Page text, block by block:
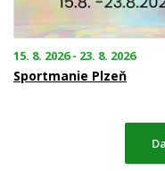
15. 8. 2026 - 23. 8. 2026
Sportmanie Plzeň